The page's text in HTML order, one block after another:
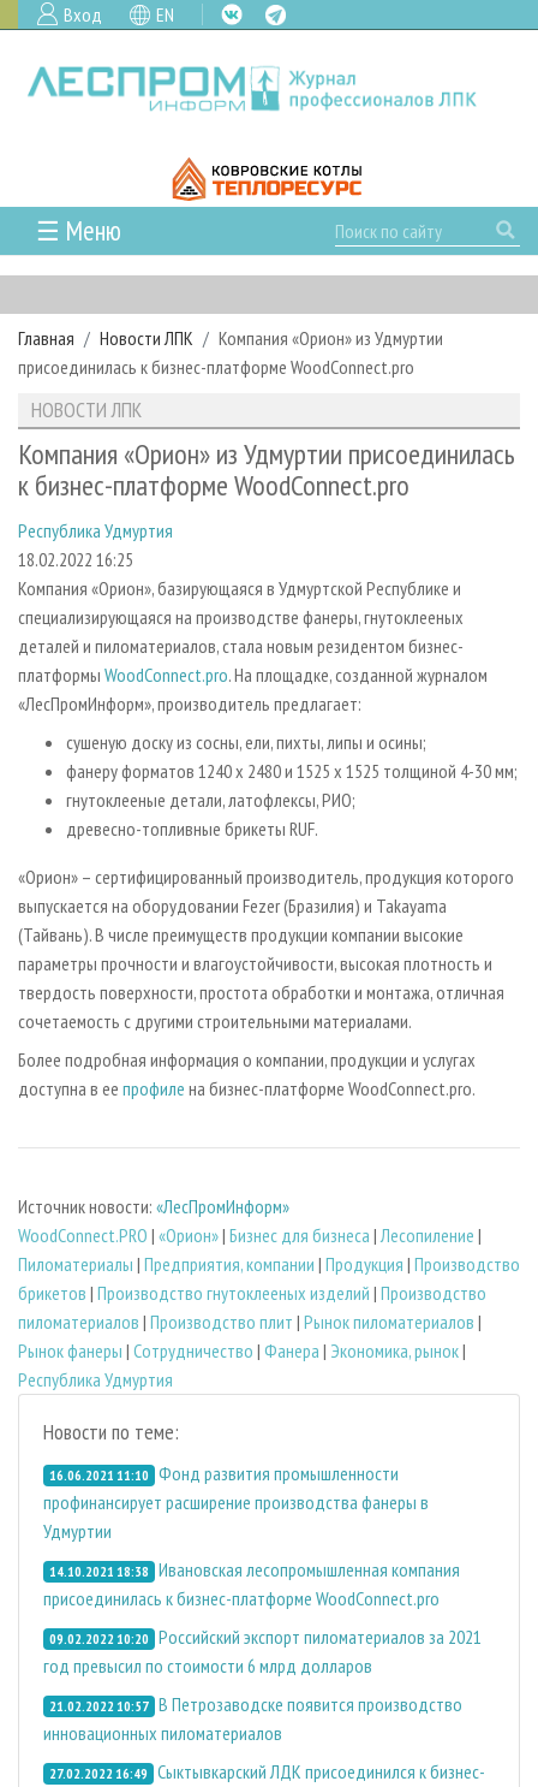
Вход EN
☰ Меню
ГЛАВНАЯ
РУБРИКИ И ТЕМЫ
РУБРИКИ ЖУРНАЛА
ЛЕСОЗАГОТОВКА
ЛЕСОПИЛЕНИЕ
СУШКА ДРЕВЕСИНЫ
ПРОИЗВОДСТВО ДРЕВЕСНЫХ ПЛИТ
ДЕРЕВЯННОЕ ДОМОСТРОЕНИЕ
ПРОИЗВОДСТВО МЕБЕЛИ
БИОЭНЕРГЕТИКА
ЦБП
ИНСТРУМЕНТ И МАТЕРИАЛЫ
НОВОСТИ
НОВОСТИ ЛПК
НОВОСТИ ЖУРНАЛА
ПРОЕКТЫ ЛПИ
АНАЛИТИКА
ПРЕДПРИЯТИЯ ЛПК
ПЕРСОНЫ
МОБИЛЬНЫЕ ВЫСТАВКИ
ОФИЦИАЛЬНЫЕ ДЕЛЕГАЦИИ
ПРИОРИТЕТНЫЕ ИНВЕСТПРОЕКТЫ
RUSSIAN FORESTRY REVIEW
ГАЗЕТА ЛЕСПРОМФОРУМ
БИБЛИОТЕКА СПЕЦИАЛИСТА
АРХИВ ЖУРНАЛОВ
СТАТЬИ
О ЖУРНАЛЕ
ПОДПИСКА
КОНТАКТЫ
РЕКЛАМОДАТЕЛЯМ
РЕКЛАМА
РЕКЛАМА НА САЙТЕ
Главная Новости ЛПК
Компания «Орион» из Удмуртии
присоединилась к бизнес-платформе WoodConnect.pro
НОВОСТИ ЛПК
Компания «Орион» из Удмуртии присоединилась
к бизнес-платформе WoodConnect.pro
Республика Удмуртия
18.02.2022 16:25
Компания «Орион», базирующаяся в Удмуртской Республике и
специализирующаяся на производстве фанеры, гнутоклееных
деталей и пиломатериалов, стала новым резидентом бизнес-
платформы WoodConnect.pro. На площадке, созданной журналом
«ЛесПромИнформ», производитель предлагает:
сушеную доску из сосны, ели, пихты, липы и осины;
фанеру форматов 1240 x 2480 и 1525 х 1525 толщиной 4-30 мм;
гнутоклееные детали, латофлексы, РИО;
древесно-топливные брикеты RUF.
«Орион» – сертифицированный производитель, продукция которого
выпускается на оборудовании Fezer (Бразилия) и Takayama
(Тайвань). В числе преимуществ продукции компании высокие
параметры прочности и влагоустойчивости, высокая плотность и
твердость поверхности, простота обработки и монтажа, отличная
сочетаемость с другими строительными материалами.
Более подробная информация о компании, продукции и услугах
доступна в ее профиле на бизнес-платформе WoodConnect.pro.
Источник новости: «ЛесПромИнформ»
WoodConnect.PRO | «Орион»| Бизнес для бизнеса |Лесопиление |
Пиломатериалы | Предприятия, компании | Продукция | Производство
брикетов | Производство гнутоклееных изделий | Производство
пиломатериалов | Производство плит | Рынок пиломатериалов |
Рынок фанеры | Сотрудничество | Фанера | Экономика, рынок|
Республика Удмуртия
Новости по теме:
16.06.2021 11:10 Фонд развития промышленности
профинансирует расширение производства фанеры в
Удмуртии
14.10.2021 18:38 Ивановская лесопромышленная компания
присоединилась к бизнес-платформе WoodConnect.pro
09.02.2022 10:20 Российский экспорт пиломатериалов за 2021
год превысил по стоимости 6 млрд долларов
21.02.2022 10:57 В Петрозаводске появится производство
инновационных пиломатериалов
27.02.2022 16:49 Сыктывкарский ЛДК присоединился к бизнес-